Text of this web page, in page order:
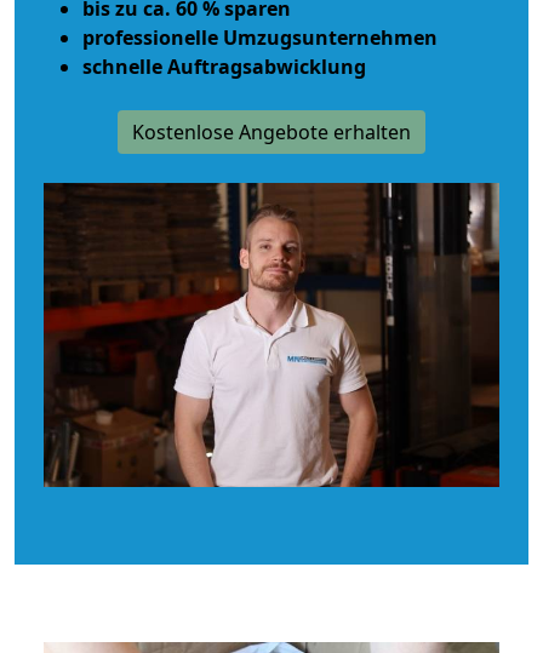
bis zu ca. 60 % sparen
professionelle Umzugsunternehmen
schnelle Auftragsabwicklung
Kostenlose Angebote erhalten